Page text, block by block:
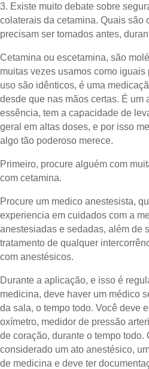
3.⁠ ⁠Existe muito debate sobre
colaterais da cetamina. Quais são
precisam ser tomados antes,
Cetamina ou escetamina, são
muitas vezes usamos como
uso são idênticos, é uma
desde que nas mãos certas. É um
essência, tem a capacidade de
geral em altas doses, e por isso
algo tão poderoso merece.
Primeiro, procure alguém com
com cetamina.
Procure um medico anestesista,
experiencia em cuidados com a
anestesiadas e sedadas, além de
tratamento de qualquer
com anestésicos.
Durante a aplicação, e isso é
medicina, deve haver um médico
da sala, o tempo todo. Você deve
oxímetro, medidor de pressão
de coração, durante o tempo todo.
considerado um ato anestésico,
de medicina e deve ter